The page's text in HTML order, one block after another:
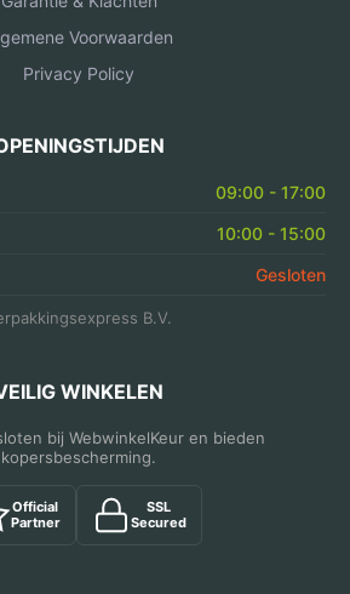
Voorwaarden
Privacy Policy
09:00 - 17:00
10:00 - 15:00
Gesloten
B.V.
WINKELEN
bij WebwinkelKeur en bieden
kopersbescherming.
Official
Partner
SSL
Secured